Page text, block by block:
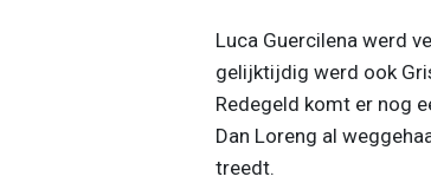
Luca Guercilena werd
gelijktijdig werd ook
Redegeld komt er nog
Dan Loreng al
treedt.